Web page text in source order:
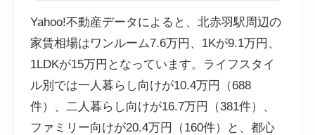
Yahoo!不動産データによると、北赤羽駅周辺の
家賃相場はワンルーム7.6万円、1Kが9.1万円、
1LDKが15万円となっています。ライフスタイ
ル別では一人暮らし向けが10.4万円（688
件）、二人暮らし向けが16.7万円（381件）、
ファミリー向けが20.4万円（160件）と、都心